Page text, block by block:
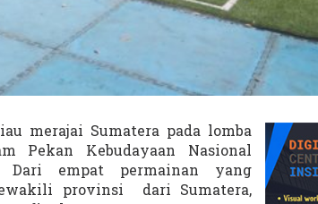
merajai Sumatera pada lomba
Pekan Kebudayaan Nasional
Dari empat permainan yang
provinsi dari Sumatera,